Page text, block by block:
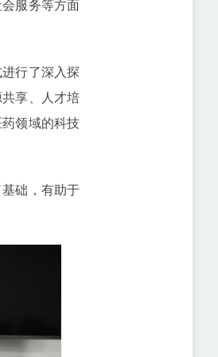
服务等方面
行了深入探
享、人才培
领域的科技
础，有助于